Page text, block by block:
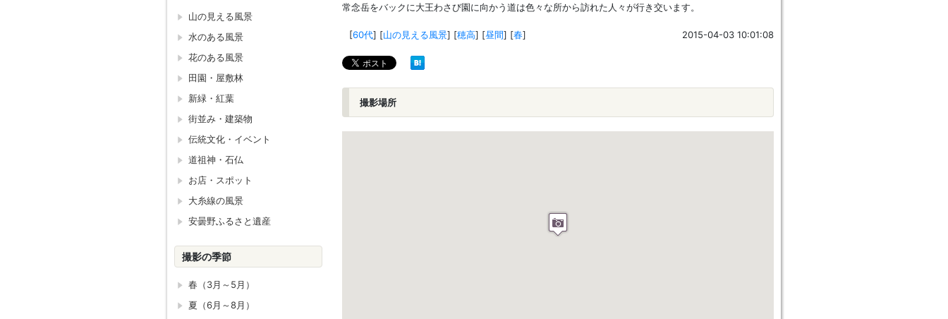
常念岳をバックに大王わさび園に向かう道は色々な所から訪れた人々が行き交います。
[60代] [山の見える風景] [穂高] [昼間] [春] 2015-04-03 10:01:08
撮影場所
山の見える風景
水のある風景
花のある風景
田園・屋敷林
新緑・紅葉
街並み・建築物
伝統文化・イベント
道祖神・石仏
お店・スポット
大糸線の風景
安曇野ふるさと遺産
撮影の季節
春（3月～5月）
夏（6月～8月）